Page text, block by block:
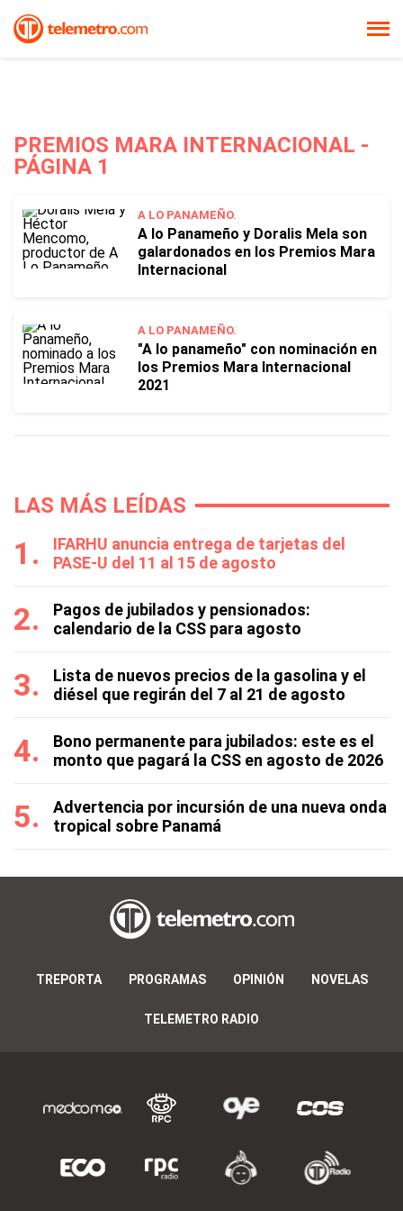
PREMIOS MARA INTERNACIONAL -
PÁGINA 1
A LO PANAMEÑO.
A lo Panameño y Doralis Mela son
galardonados en los Premios Mara
Internacional
A LO PANAMEÑO.
"A lo panameño" con nominación en
los Premios Mara Internacional
2021
LAS MÁS LEÍDAS
IFARHU anuncia entrega de tarjetas del
PASE-U del 11 al 15 de agosto
Pagos de jubilados y pensionados:
calendario de la CSS para agosto
Lista de nuevos precios de la gasolina y el
diésel que regirán del 7 al 21 de agosto
Bono permanente para jubilados: este es el
monto que pagará la CSS en agosto de 2026
Advertencia por incursión de una nueva onda
tropical sobre Panamá
TREPORTA PROGRAMAS OPINIÓN NOVELAS
TELEMETRO RADIO